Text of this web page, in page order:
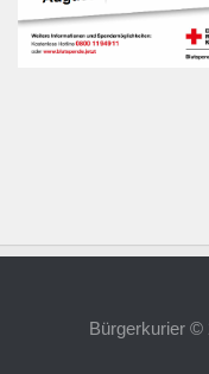
Bürgerkurier ©